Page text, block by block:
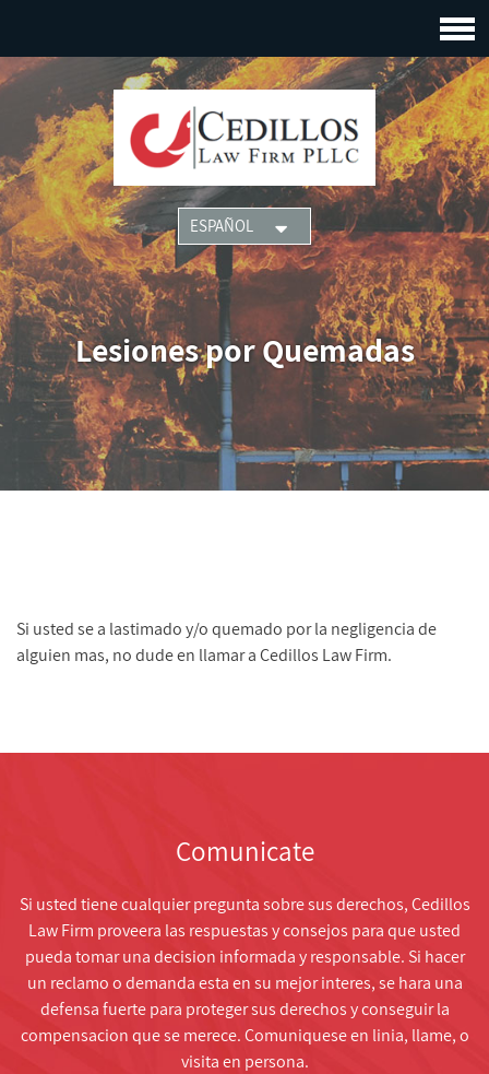
Lesiones por Quemadas
Si usted se a lastimado y/o quemado por la negligencia de
alguien mas, no dude en llamar a Cedillos Law Firm.
Comunicate
Si usted tiene cualquier pregunta sobre sus derechos, Cedillos
Law Firm proveera las respuestas y consejos para que usted
pueda tomar una decision informada y responsable. Si hacer
un reclamo o demanda esta en su mejor interes, se hara una
defensa fuerte para proteger sus derechos y conseguir la
compensacion que se merece. Comuniquese en linia, llame, o
visita en persona.